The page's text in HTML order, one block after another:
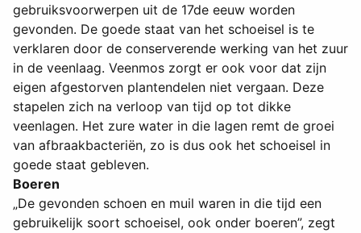
gebruiksvoorwerpen uit de 17de eeuw worden
gevonden. De goede staat van het schoeisel is te
verklaren door de conserverende werking van het zuur
in de veenlaag. Veenmos zorgt er ook voor dat zijn
eigen afgestorven plantendelen niet vergaan. Deze
stapelen zich na verloop van tijd op tot dikke
veenlagen. Het zure water in die lagen remt de groei
van afbraakbacteriën, zo is dus ook het schoeisel in
goede staat gebleven.
Boeren
„De gevonden schoen en muil waren in die tijd een
gebruikelijk soort schoeisel, ook onder boeren”, zegt